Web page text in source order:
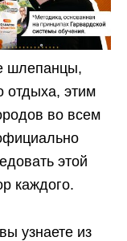
шлепанцы,
отдыха, этим
во всем
этой
каждого.
узнаете из